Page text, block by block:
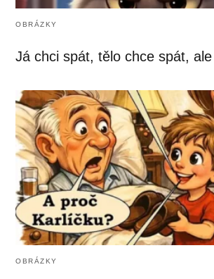
OBRÁZKY
Já chci spát, tělo chce spát,
OBRÁZKY